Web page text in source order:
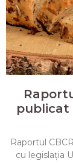
publicat
Raportul
cu legislația